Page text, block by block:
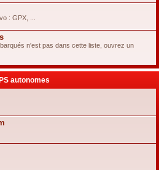
: GPX, ...
n'est pas dans cette liste, ouvrez un
autonomes